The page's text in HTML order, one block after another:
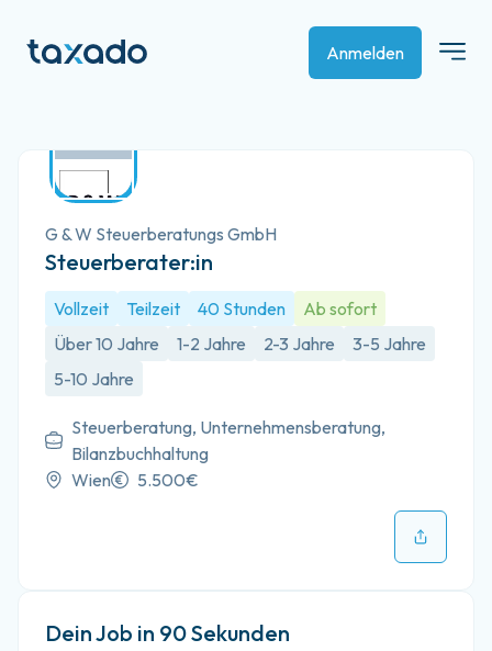
Anmelden
G & W Steuerberatungs GmbH
Steuerberater:in
Vollzeit Teilzeit 40 Stunden
Ab sofort
Über 10 Jahre
1-2 Jahre 2-3 Jahre
3-5 Jahre
5-10 Jahre
Steuerberatung, Unternehmensberatung,
Bilanzbuchhaltung
Wien
5.500€
Dein Job in 90 Sekunden